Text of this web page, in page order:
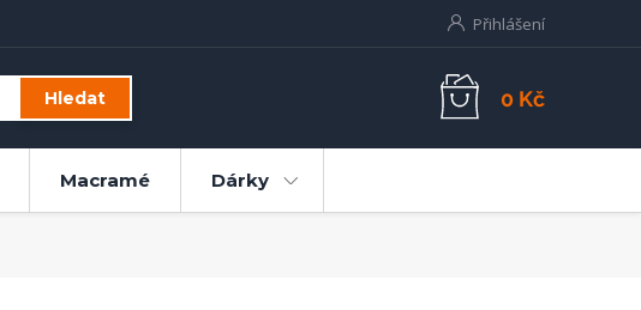
Přihlášení
Hledat 0 Kč
Macramé Dárky